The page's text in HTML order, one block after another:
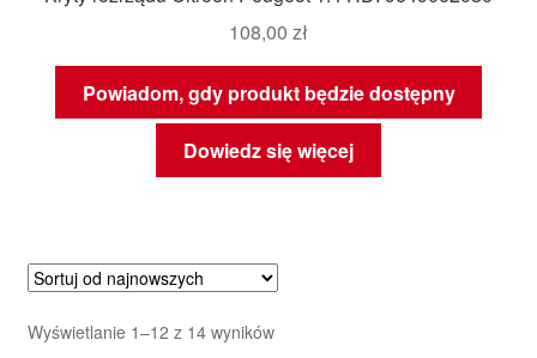
108,00 zł
Powiadom, gdy produkt będzie dostępny
Dowiedz się więcej
Wyświetlanie 1–12 z 14 wynikówPosortowane